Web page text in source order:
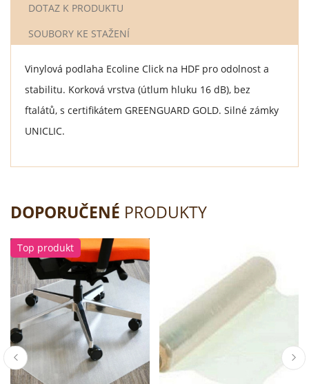
DOTAZ K PRODUKTU
SOUBORY KE STAŽENÍ
Vinylová podlaha Ecoline Click na HDF pro odolnost a
stabilitu. Korková vrstva (útlum hluku 16 dB), bez
ftalátů, s certifikátem GREENGUARD GOLD. Silné zámky
UNICLIC.
DOPORUČENÉ PRODUKTY
Top produkt